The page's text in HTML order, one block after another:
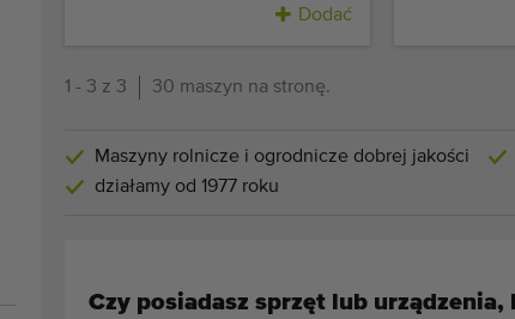
Dodać
1 - 3 z 3 30 maszyn na stronę.
Maszyny rolnicze i ogrodnicze dobrej jakości
działamy od 1977 roku
Czy posiadasz sprzęt lub